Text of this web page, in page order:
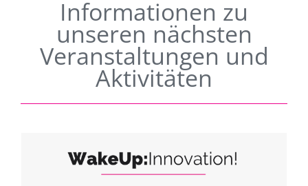
Informationen zu
unseren nächsten
Veranstaltungen und
Aktivitäten